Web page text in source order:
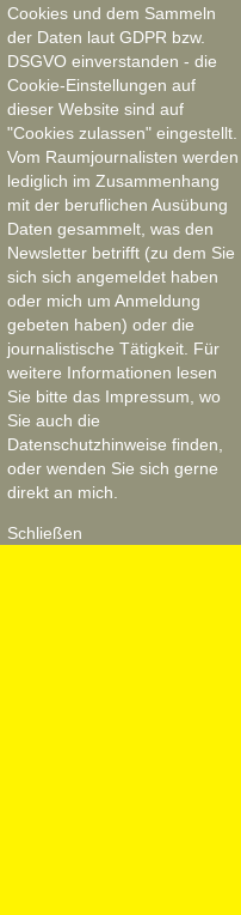
Cookies und dem Sammeln
der Daten laut GDPR bzw.
DSGVO einverstanden - die
Cookie-Einstellungen auf
dieser Website sind auf
"Cookies zulassen" eingestellt.
Vom Raumjournalisten werden
lediglich im Zusammenhang
mit der beruflichen Ausübung
Daten gesammelt, was den
Newsletter betrifft (zu dem Sie
sich sich angemeldet haben
oder mich um Anmeldung
gebeten haben) oder die
journalistische Tätigkeit. Für
weitere Informationen lesen
Sie bitte das Impressum, wo
Sie auch die
Datenschutzhinweise finden,
oder wenden Sie sich gerne
direkt an mich.
Schließen